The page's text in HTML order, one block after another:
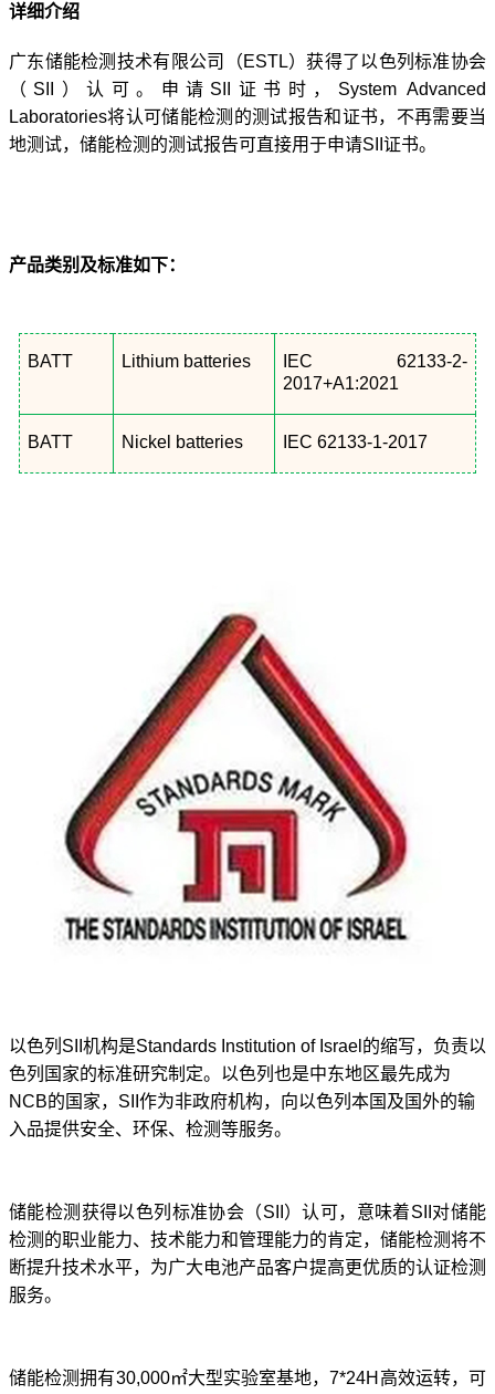
详细介绍
广东储能检测技术有限公司（ESTL）获得了以色列标准协会
（SII）认可。申请SII证书时，System Advanced
Laboratories将认可储能检测的测试报告和证书，不再需要当
地测试，储能检测的测试报告可直接用于申请SII证书。
产品类别及标准如下：
BATT Lithium batteries
IEC 62133-2-
2017+A1:2021
BATT Nickel batteries IEC 62133-1-2017
以色列SII机构是Standards Institution of Israel的缩写，负责以
色列国家的标准研究制定。以色列也是中东地区最先成为
NCB的国家，SII作为非政府机构，向以色列本国及国外的输
入品提供安全、环保、检测等服务。
储能检测获得以色列标准协会（SII）认可，意味着SII对储能
检测的职业能力、技术能力和管理能力的肯定，储能检测将不
断提升技术水平，为广大电池产品客户提高更优质的认证检测
服务。
储能检测拥有30,000㎡大型实验室基地，7*24H高效运转，可